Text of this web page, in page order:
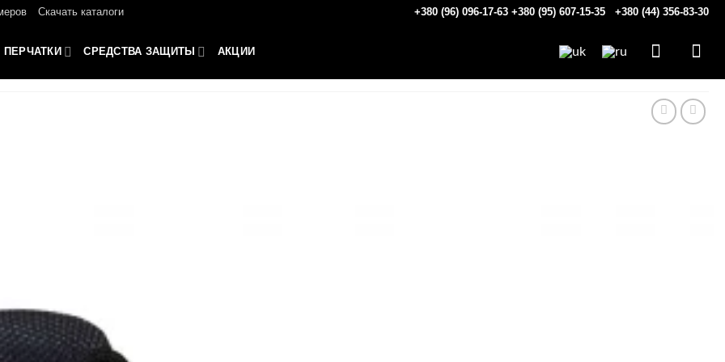
Скачать каталоги +380 (96) 096-17-63 +380 (95) 607-15-35 +380 (44) 356-83-30
ПЕРЧАТКИ СРЕДСТВА ЗАЩИТЫ АКЦИИ